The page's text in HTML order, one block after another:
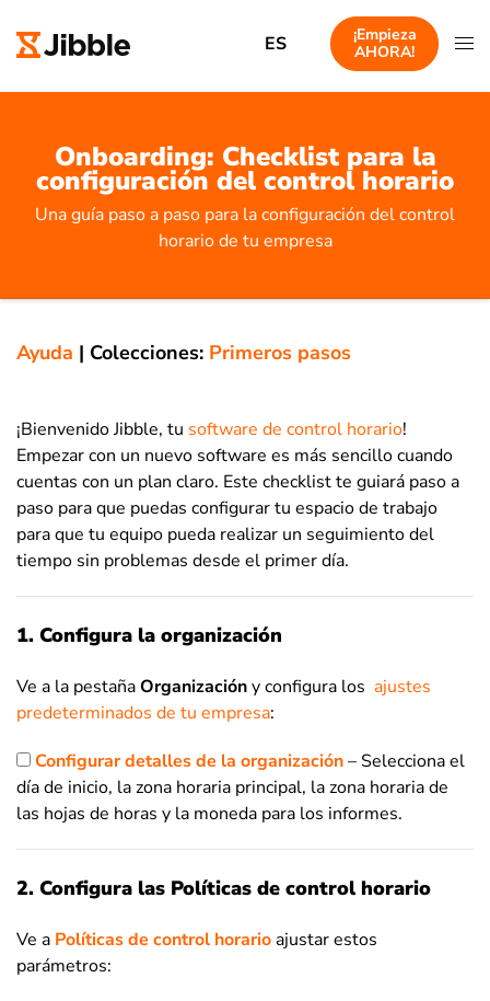
ES
¡Empieza
AHORA!
Onboarding: Checklist para la
configuración del control horario
Una guía paso a paso para la configuración del control
horario de tu empresa
Ayuda | Colecciones: Primeros pasos
¡Bienvenido Jibble, tu software de control horario!
Empezar con un nuevo software es más sencillo cuando
cuentas con un plan claro. Este checklist te guiará paso a
paso para que puedas configurar tu espacio de trabajo
para que tu equipo pueda realizar un seguimiento del
tiempo sin problemas desde el primer día.
1. Configura la organización
Ve a la pestañaOrganizacióny configura los ajustes
predeterminados de tu empresa:
Configurar detalles de la organización– Selecciona el
día de inicio, la zona horaria principal, la zona horaria de
las hojas de horas y la moneda para los informes.
2. Configura las Políticas de control horario
Ve a Políticas de control horarioajustar estos
parámetros: